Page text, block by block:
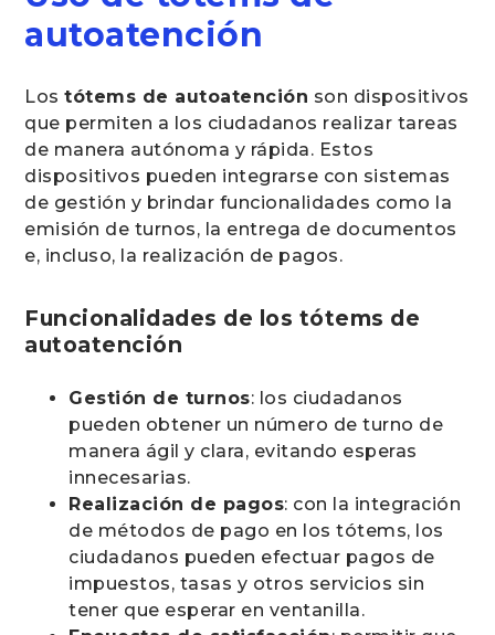
autoatención
Lostótems de autoatención son dispositivos
que permiten a los ciudadanos realizar tareas
de manera autónoma y rápida. Estos
dispositivos pueden integrarse con sistemas
de gestión y brindar funcionalidades como la
emisión de turnos, la entrega de documentos
e, incluso, la realización de pagos.
Funcionalidades de los tótems de
autoatención
Gestión de turnos: los ciudadanos
pueden obtener un número de turno de
manera ágil y clara, evitando esperas
innecesarias.
Realización de pagos: con la integración
de métodos de pago en los tótems, los
ciudadanos pueden efectuar pagos de
impuestos, tasas y otros servicios sin
tener que esperar en ventanilla.